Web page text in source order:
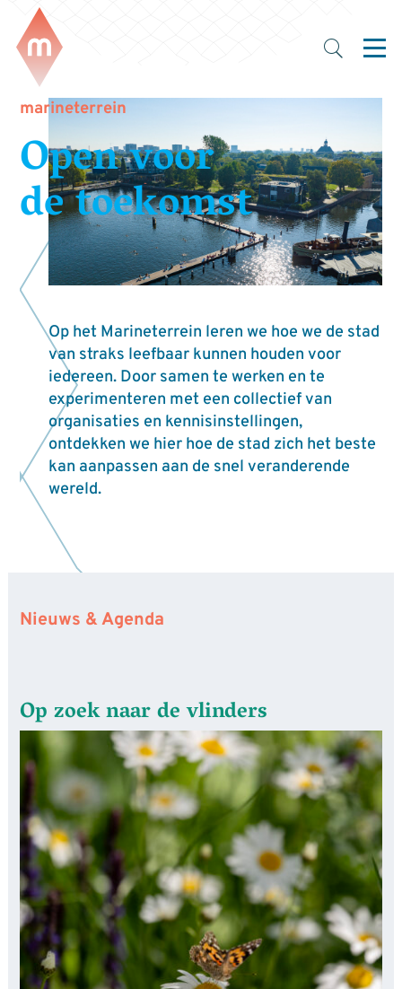
marineterrein
Open voor
de toekomst
Op het Marineterrein leren we hoe we de stad
van straks leefbaar kunnen houden voor
iedereen. Door samen te werken en te
experimenteren met een collectief van
organisaties en kennisinstellingen,
ontdekken we hier hoe de stad zich het beste
kan aanpassen aan de snel veranderende
wereld.
Nieuws & Agenda
Op zoek naar de vlinders